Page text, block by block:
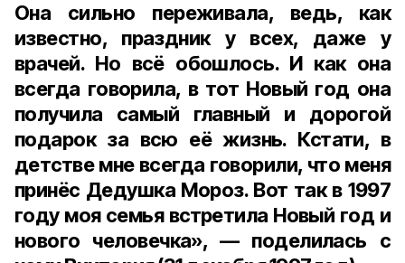
Она сильно переживала, ведь, как
известно, праздник у всех, даже у
врачей. Но всё обошлось. И как она
всегда говорила, в тот Новый год она
получила самый главный и дорогой
подарок за всю её жизнь. Кстати, в
детстве мне всегда говорили, что меня
принёс Дедушка Мороз. Вот так в 1997
году моя семья встретила Новый год и
нового человечка», — поделилась с